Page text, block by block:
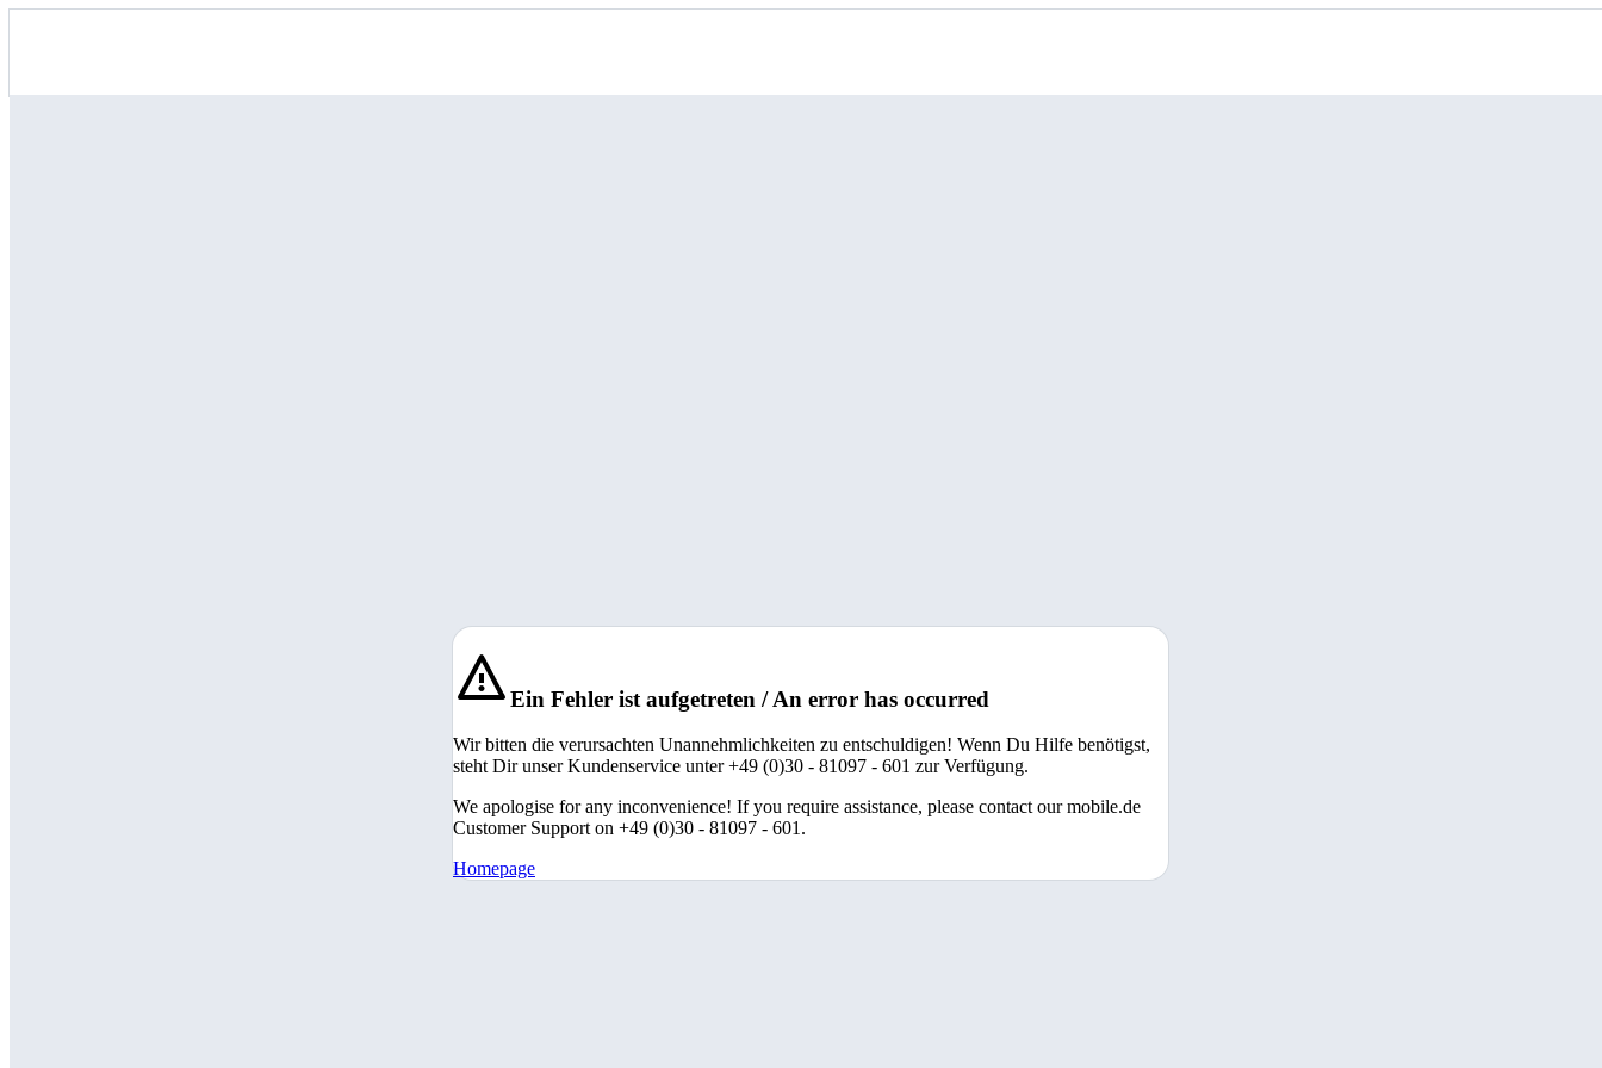
Ein Fehler ist aufgetreten / An error has occurred
Wir bitten die verursachten Unannehmlichkeiten zu entschuldigen! Wenn Du Hilfe benötigst,
steht Dir unser Kundenservice unter +49 (0)30 - 81097 - 601 zur Verfügung.
We apologise for any inconvenience! If you require assistance, please contact our mobile.de
Customer Support on +49 (0)30 - 81097 - 601.
Homepage